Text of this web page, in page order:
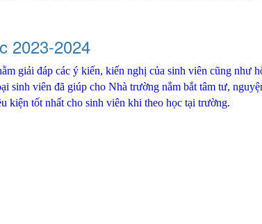
2023-2024
giải đáp các ý kiến, kiến nghị của sinh viên cũng như
sinh viên đã giúp cho Nhà trường nắm bắt tâm tư,
kiện tốt nhất cho sinh viên khi theo học tại trường.